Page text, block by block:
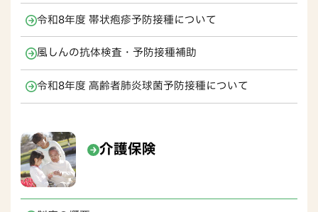
令和8年度 帯状疱疹予防接種について
風しんの抗体検査・予防接種補助
令和8年度 高齢者肺炎球菌予防接種について
介護保険